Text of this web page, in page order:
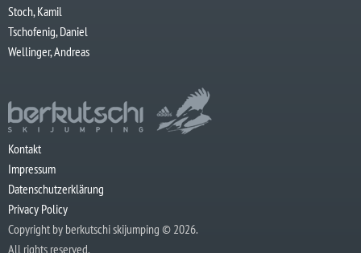
Stoch, Kamil
Tschofenig, Daniel
Wellinger, Andreas
Kontakt
Impressum
Datenschutzerklärung
Privacy Policy
Copyright by berkutschi skijumping © 2026.
All rights reserved.